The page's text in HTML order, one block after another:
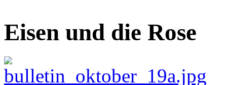
Eisen und die Rose